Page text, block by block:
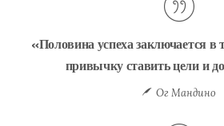
«Половина успеха заключается в
привычку ставить цели и
Ог Мандино